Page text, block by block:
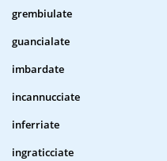
grembiulate
guancialate
imbardate
incannucciate
inferriate
ingraticciate